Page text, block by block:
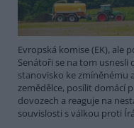
Evropská komise (EK), ale
Senátoři se na tom usnesli
stanovisko ke zmíněnému
zemědělce, posílit domácí
dovozech a reaguje na
souvislosti s válkou proti